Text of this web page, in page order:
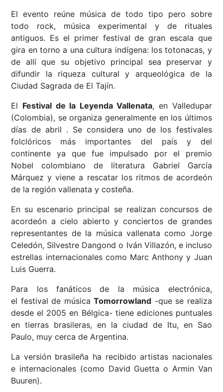
El evento reúne música de todo tipo pero sobre
todo rock, música experimental y de rituales
antiguos. Es el primer festival de gran escala que
gira en torno a una cultura indígena: los totonacas, y
de allí que su objetivo principal sea preservar y
difundir la riqueza cultural y arqueológica de la
Ciudad Sagrada de El Tajín.
El Festival de la Leyenda Vallenata, en Valledupar
(Colombia), se organiza generalmente en los últimos
días de abril . Se considera uno de los festivales
folclóricos más importantes del país y del
continente ya que fue impulsado por el premio
Nobel colombiano de literatura Gabriel García
Márquez y viene a rescatar los ritmos de acordeón
de la región vallenata y costeña.
En su escenario principal se realizan concursos de
acordeón a cielo abierto y conciertos de grandes
representantes de la música vallenata como Jorge
Celedón, Silvestre Dangond o Iván Villazón, e incluso
estrellas internacionales como Marc Anthony y Juan
Luis Guerra.
Para los fanáticos de la música electrónica,
el festival de músicaTomorrowland -que se realiza
desde el 2005 en Bélgica- tiene ediciones puntuales
en tierras brasileras, en la ciudad de Itu, en Sao
Paulo, muy cerca de Argentina.
La versión brasileña ha recibido artistas nacionales
e internacionales (como David Guetta o Armin Van
Buuren).